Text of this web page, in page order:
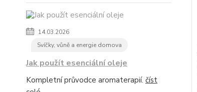
14.03.2026
Svíčky, vůně a energie domova
Jak použít esenciální oleje
Kompletní průvodce aromaterapií. číst